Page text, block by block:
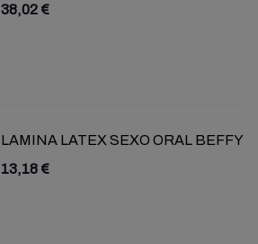
38,02 €
LAMINA LATEX SEXO ORAL BEFFY
13,18 €